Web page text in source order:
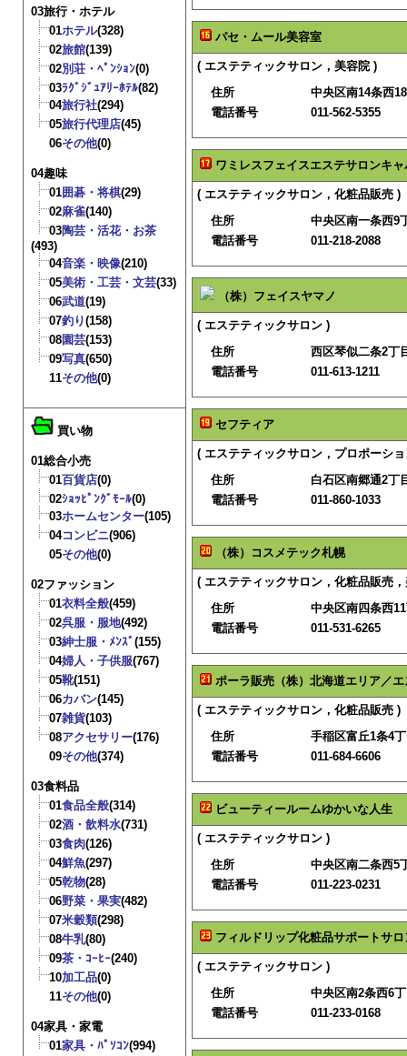
03旅行・ホテル
01ホテル(328)
02旅館(139)
02別荘・ﾍﾟﾝｼｮﾝ(0)
03ﾗｸﾞｼﾞｭｱﾘｰﾎﾃﾙ(82)
04旅行社(294)
05旅行代理店(45)
06その他(0)
04趣味
01囲碁・将棋(29)
02麻雀(140)
03陶芸・活花・お茶
(493)
04音楽・映像(210)
05美術・工芸・文芸(33)
06武道(19)
07釣り(158)
08園芸(153)
09写真(650)
11その他(0)
買い物
01総合小売
01百貨店(0)
02ｼｮｯﾋﾟﾝｸﾞﾓｰﾙ(0)
03ホームセンター(105)
04コンビニ(906)
05その他(0)
02ファッション
01衣料全般(459)
02呉服・服地(492)
03紳士服・ﾒﾝｽﾞ(155)
04婦人・子供服(767)
05靴(151)
06カバン(145)
07雑貨(103)
08アクセサリー(176)
09その他(374)
03食料品
01食品全般(314)
02酒・飲料水(731)
03食肉(126)
04鮮魚(297)
05乾物(28)
06野菜・果実(482)
07米穀類(298)
08牛乳(80)
09茶・ｺｰﾋｰ(240)
10加工品(0)
11その他(0)
04家具・家電
01家具・ﾊﾟｿｺﾝ(994)
パセ・ムール美容室
( エステティックサロン，美容院 )
住所
中央区南14条西
電話番号
011-562-5355
ワミレスフェイスエステサロンキャ
( エステティックサロン，化粧品販売 )
住所
中央区南一条西9
電話番号
011-218-2088
（株）フェイスヤマノ
( エステティックサロン )
住所
西区琴似二条2丁
電話番号
011-613-1211
セフティア
( エステティックサロン，プロポーシ
住所
白石区南郷通2丁
電話番号
011-860-1033
（株）コスメテック札幌
( エステティックサロン，化粧品販売
住所
中央区南四条西
電話番号
011-531-6265
ポーラ販売（株）北海道エリア／
( エステティックサロン，化粧品販売 )
住所
手稲区富丘1条4
電話番号
011-684-6606
ビューティールームゆかいな人生
( エステティックサロン )
住所
中央区南二条西5
電話番号
011-223-0231
フィルドリップ化粧品サポートサ
( エステティックサロン )
住所
中央区南2条西6
電話番号
011-233-0168